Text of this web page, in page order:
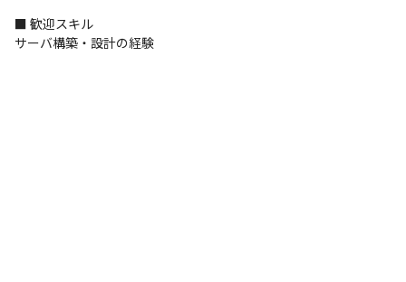
■ 歓迎スキル
サーバ構築・設計の経験